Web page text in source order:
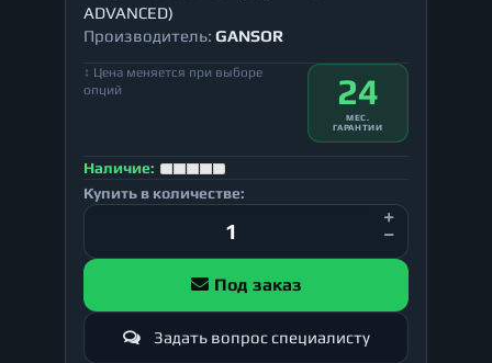
ADVANCED)
Производитель: GANSOR
↕ Цена меняется при выборе
опций
24
МЕС.
ГАРАНТИИ
Наличие:
Купить в количестве:
Под заказ
Задать вопрос специалисту